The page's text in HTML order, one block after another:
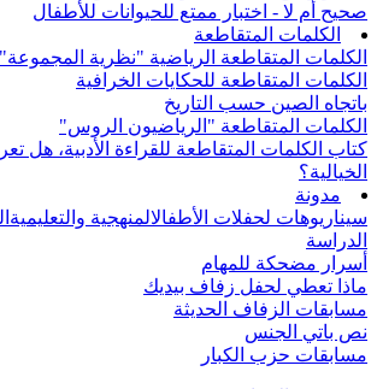
صحيح أم لا - اختبار ممتع للحيوانات للأطفال
الكلمات المتقاطعة
الكلمات المتقاطعة الرياضية "نظرية المجموعة"
الكلمات المتقاطعة للحكايات الخرافية
باتجاه الصين حسب التاريخ
الكلمات المتقاطعة "الرياضيون الروس"
كتاب الكلمات المتقاطعة للقراءة الأدبية، هل
الخيالية؟
مدونة
سيناريوهات لحفلات الأطفالالمنهجية والتعليمية
الدراسة
أسرار مضحكة للمهام
ماذا تعطي لحفل زفاف بيديك
مسابقات الزفاف الحديثة
نص باتي الجنس
مسابقات حزب الكبار